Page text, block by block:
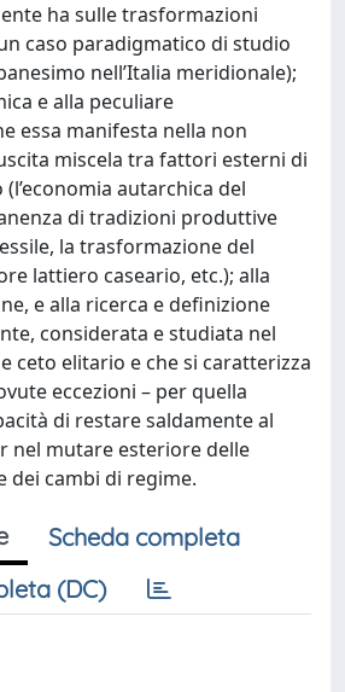
ha sulle trasformazioni
caso paradigmatico di studio
nell’Italia meridionale);
e alla peculiare
essa manifesta nella non
miscela tra fattori esterni di
autarchica del
di tradizioni produttive
la trasformazione del
lattiero caseario, etc.); alla
e alla ricerca e definizione
considerata e studiata nel
ceto elitario e che si caratterizza
eccezioni – per quella
di restare saldamente al
nel mutare esteriore delle
dei cambi di regime.
Scheda completa
(DC)